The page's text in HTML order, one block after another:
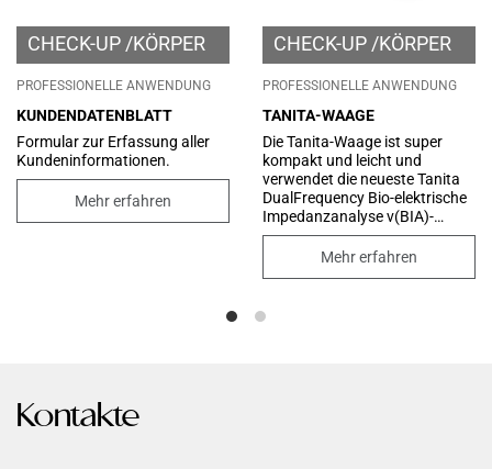
CHECK-UP KÖRPER
PROFESSIONELLE ANWENDUNG
KUNDENDATENBLATT
Formular zur Erfassung aller
Kundeninformationen.
Mehr erfahren
CHECK-UP KÖRPER
PROFESSIONELLE ANWENDUNG
TANITA-WAAGE
Die Tanita-Waage ist super
kompakt und leicht und
verwendet die neueste Tanita
DualFrequency Bio-elektrische
Impedanzanalyse v(BIA)-
Technologie, um höchste
Genauigkeit zu gewährleisten.
oder
Mehr erfahren
Kontakte